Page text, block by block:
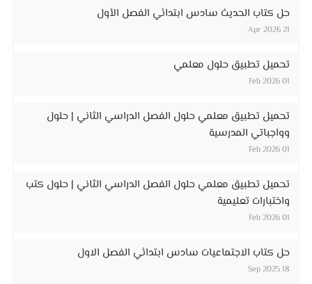
حل كتاب الحديث سادس ابتدائي الفصل الأول
21 Apr 2026
تحميل تطبيق حلول معلمي
01 Feb 2026
تحميل تطبيق معلمي حلول الفصل الدراسي الثاني | حلول
وواجباتي المدرسية
01 Feb 2026
تحميل تطبيق معلمي حلول الفصل الدراسي الثاني | حلول كتب
واختبارات تعليمية
01 Feb 2026
حل كتاب الاجتماعيات سادس ابتدائي الفصل الاول
18 Sep 2025